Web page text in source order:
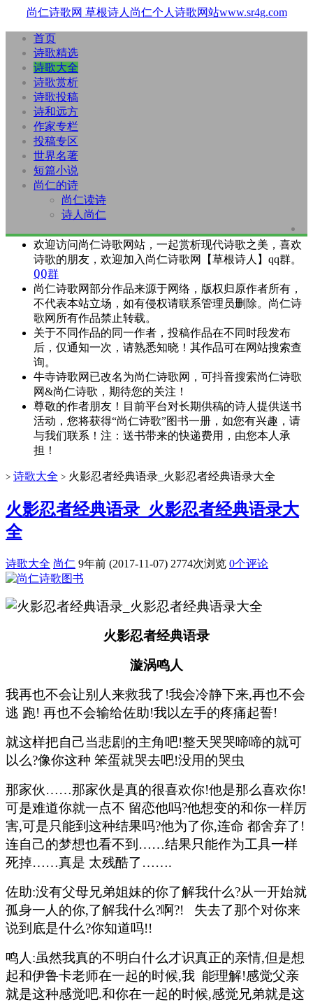
尚仁诗歌网 草根诗人尚仁个人诗歌网站www.sr4g.com
首页
诗歌精选
诗歌大全
诗歌赏析
诗歌投稿
诗和远方
作家专栏
投稿专区
世界名著
短篇小说
尚仁的诗
尚仁读诗
诗人尚仁
欢迎访问尚仁诗歌网站，一起赏析现代诗歌之美，喜欢
诗歌的朋友，欢迎加入尚仁诗歌网【草根诗人】qq群。
QQ群
尚仁诗歌网部分作品来源于网络，版权归原作者所有，
不代表本站立场，如有侵权请联系管理员删除。尚仁诗
歌网所有作品禁止转载。
关于不同作品的同一作者，投稿作品在不同时段发布
后，仅通知一次，请熟悉知晓！其作品可在网站搜索查
询。
牛寺诗歌网已改名为尚仁诗歌网，可抖音搜索尚仁诗歌
网&尚仁诗歌，期待您的关注！
尊敬的作者朋友！目前平台对长期供稿的诗人提供送书
活动，您将获得“尚仁诗歌”图书一册，如您有兴趣，请
与我们联系！注：送书带来的快递费用，由您本人承
担！
> 诗歌大全 > 火影忍者经典语录_火影忍者经典语录大全
火影忍者经典语录_火影忍者经典语录大
全
诗歌大全 尚仁 9年前 (2017-11-07) 2774次浏览 0个评论
火影忍者经典语录
漩涡鸣人
我再也不会让别人来救我了!我会冷静下来,再也不会
逃 跑! 再也不会输给佐助!我以左手的疼痛起誓!
就这样把自己当悲剧的主角吧!整天哭哭啼啼的就可
以么?像你这种 笨蛋就哭去吧!没用的哭虫
那家伙……那家伙是真的很喜欢你!他是那么喜欢你!
可是难道你就一点不 留恋他吗?他想变的和你一样厉
害,可是只能到这种结果吗?他为了你,连命 都舍弃了!
连自己的梦想也看不到……结果只能作为工具一样
死掉……真是 太残酷了…….
佐助:没有父母兄弟姐妹的你了解我什么?从一开始就
孤身一人的你,了解我什么?啊?! 失去了那个对你来
说到底是什么?你知道吗!!
鸣人:虽然我真的不明白什么才识真正的亲情,但是想
起和伊鲁卡老师在一起的时候,我 能理解!感觉父亲
就是这种感觉吧.和你在一起的时候,感觉兄弟就是这